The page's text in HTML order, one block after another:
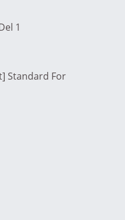
1
Standard For